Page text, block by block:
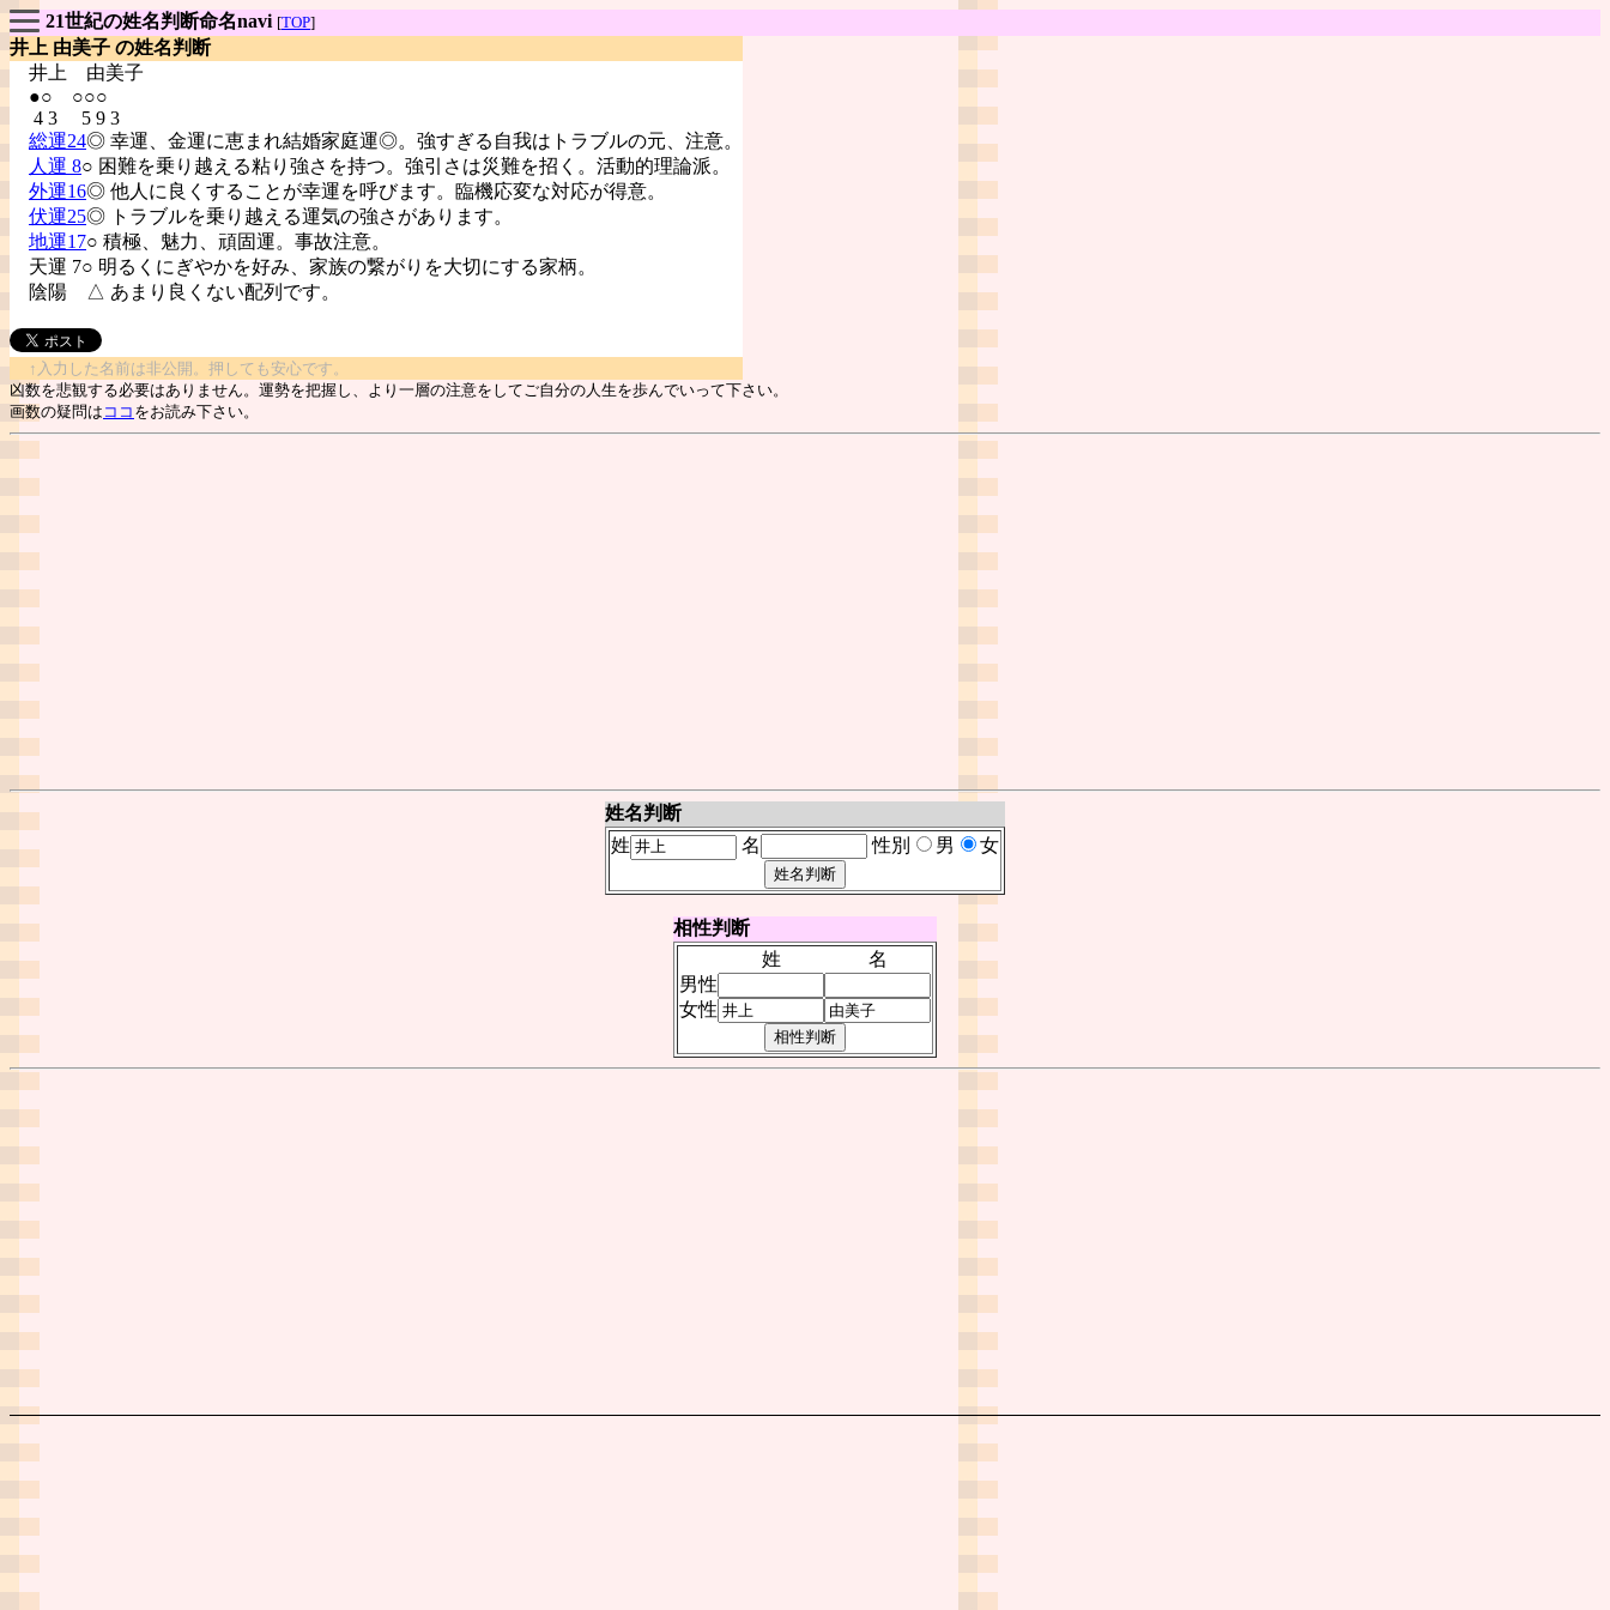
21世紀の姓名判断命名navi [TOP]
井上 由美子 の姓名判断
井上 由美子
●○ ○○○
4 3 5 9 3
総運24◎ 幸運、金運に恵まれ結婚家庭運◎。強すぎる自我はトラブルの元、注意。
人運 8○ 困難を乗り越える粘り強さを持つ。強引さは災難を招く。活動的理論派。
外運16◎ 他人に良くすることが幸運を呼びます。臨機応変な対応が得意。
伏運25◎ トラブルを乗り越える運気の強さがあります。
地運17○ 積極、魅力、頑固運。事故注意。
天運 7○ 明るくにぎやかを好み、家族の繋がりを大切にする家柄。
陰陽
△ あまり良くない配列です。
↑入力した名前は非公開。押しても安心です。
凶数を悲観する必要はありません。運勢を把握し、より一層の注意をしてご自分の人生を歩んでいって下さい。
画数の疑問は ココ をお読み下さい。
姓名判断
姓
名 性別 男 女
相性判断
姓
名
男性
女性